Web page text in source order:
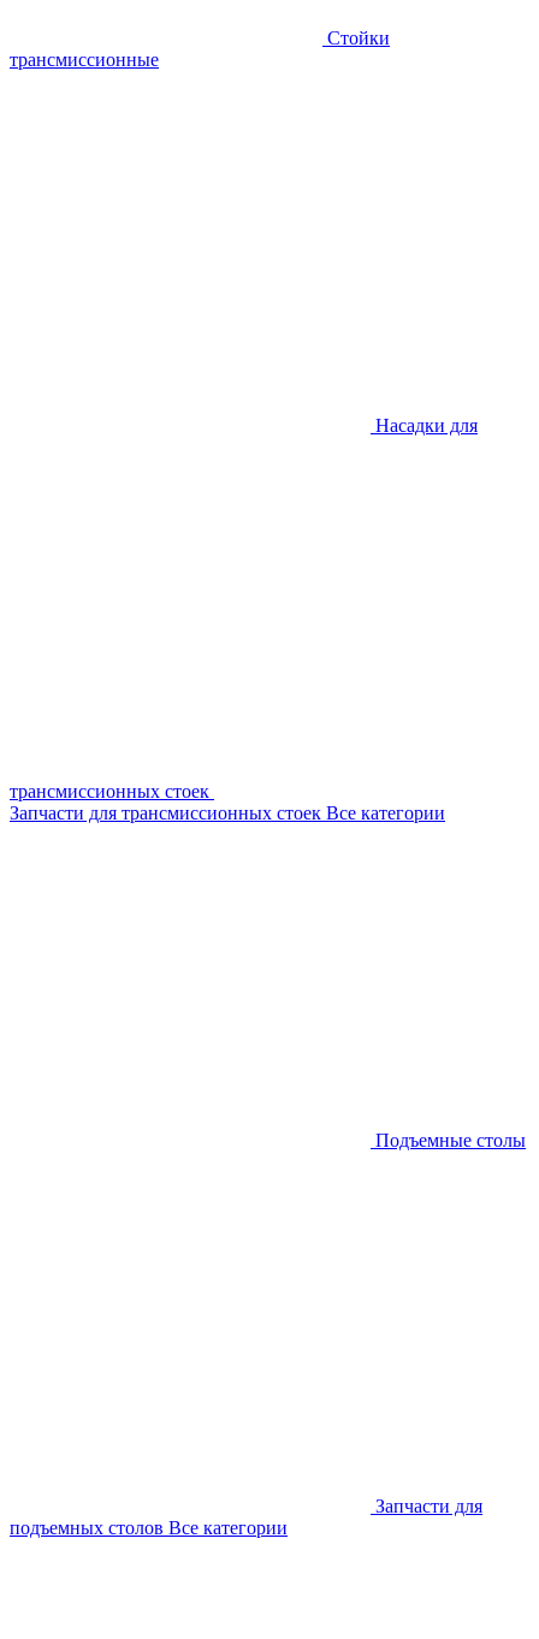
Стойки
трансмиссионные
Насадки для
трансмиссионных стоек
Запчасти для трансмиссионных стоек Все категории
Подъемные столы
Запчасти для
подъемных столов Все категории